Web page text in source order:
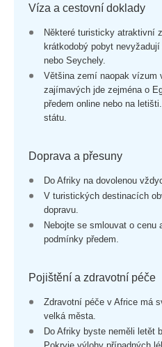
Víza a cestovní doklady
Některé turisticky atraktivní
krátkodobý pobyt
nebo Seychely.
Většina zemí naopak vízum
zajímavých jde zejména o
předem online nebo na
státu.
Doprava a přesuny
Do Afriky na dovolenou
V turistických destinacích
dopravu.
Nebojte se smlouvat o cenu
podmínky předem.
Pojištění a zdravotní péče
Zdravotní péče v Africe má
velká města.
Do Afriky byste neměli letět